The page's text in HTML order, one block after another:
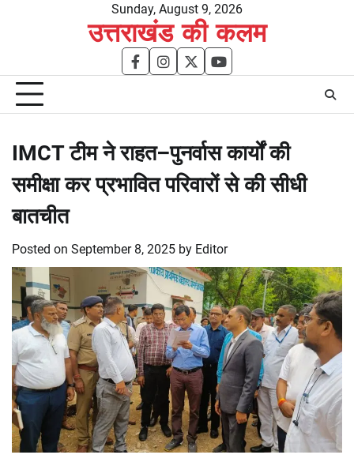
Sunday, August 9, 2026
उत्तराखंड की कलम
facebookinstagram
twitteryoutube
IMCT टीम ने राहत–पुनर्वास कार्यों की
समीक्षा कर प्रभावित परिवारों से की सीधी
बातचीत
Posted on September 8, 2025 by Editor